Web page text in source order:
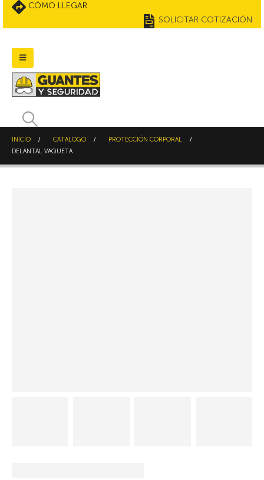
CÓMO LLEGAR
SOLICITAR COTIZACIÓN
INICIO CATÁLOGO
PROTECCIÓN CORPORAL
DELANTAL VAQUETA